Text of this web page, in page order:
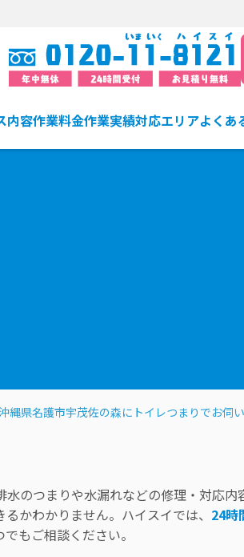
内容作業料金作業実績対応エリアよくあ
縄県名護市宇茂佐の森にトイレつまりでお伺
のつまりや水漏れなどの修理・対応内
かわかりません。ハイスイでは、 24時
もご相談ください。